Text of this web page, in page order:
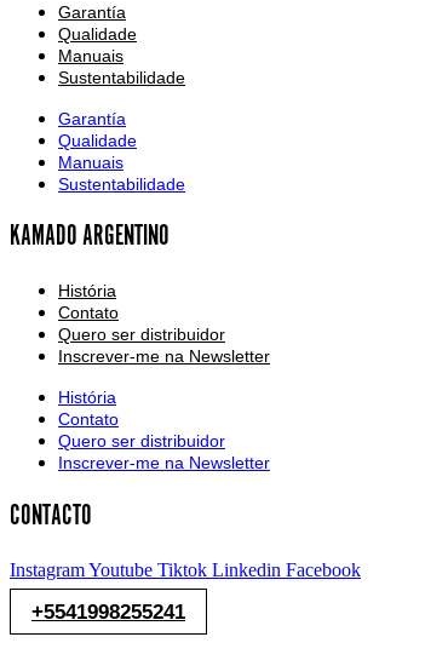
Garantía
Qualidade
Manuais
Sustentabilidade
Garantía
Qualidade
Manuais
Sustentabilidade
KAMADO ARGENTINO
História
Contato
Quero ser distribuidor
Inscrever-me na Newsletter
História
Contato
Quero ser distribuidor
Inscrever-me na Newsletter
CONTACTO
InstagramYoutube Tiktok Linkedin Facebook
+5541998255241